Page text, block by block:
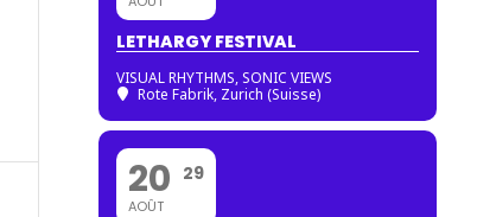
LETHARGY FESTIVAL
VISUAL RHYTHMS, SONIC VIEWS
Rote Fabrik, Zurich (Suisse)
20
AOÛT
29